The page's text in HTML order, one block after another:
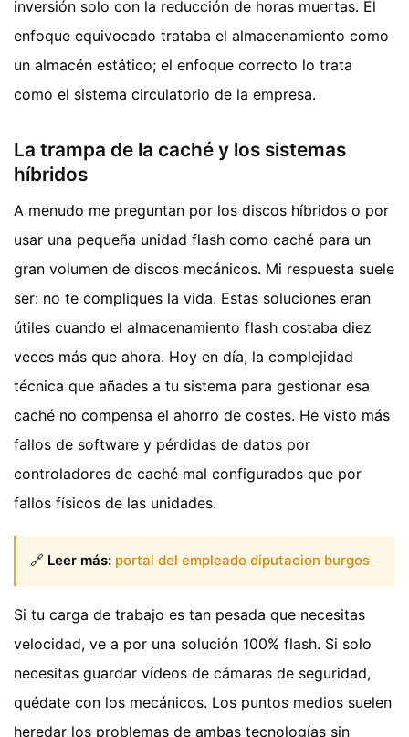
inversión solo con la reducción de horas muertas. El
enfoque equivocado trataba el almacenamiento como
un almacén estático; el enfoque correcto lo trata
como el sistema circulatorio de la empresa.
La trampa de la caché y los sistemas
híbridos
A menudo me preguntan por los discos híbridos o por
usar una pequeña unidad flash como caché para un
gran volumen de discos mecánicos. Mi respuesta suele
ser: no te compliques la vida. Estas soluciones eran
útiles cuando el almacenamiento flash costaba diez
veces más que ahora. Hoy en día, la complejidad
técnica que añades a tu sistema para gestionar esa
caché no compensa el ahorro de costes. He visto más
fallos de software y pérdidas de datos por
controladores de caché mal configurados que por
fallos físicos de las unidades.
🔗 Leer más: portal del empleado diputacion burgos
Si tu carga de trabajo es tan pesada que necesitas
velocidad, ve a por una solución 100% flash. Si solo
necesitas guardar vídeos de cámaras de seguridad,
quédate con los mecánicos. Los puntos medios suelen
heredar los problemas de ambas tecnologías sin